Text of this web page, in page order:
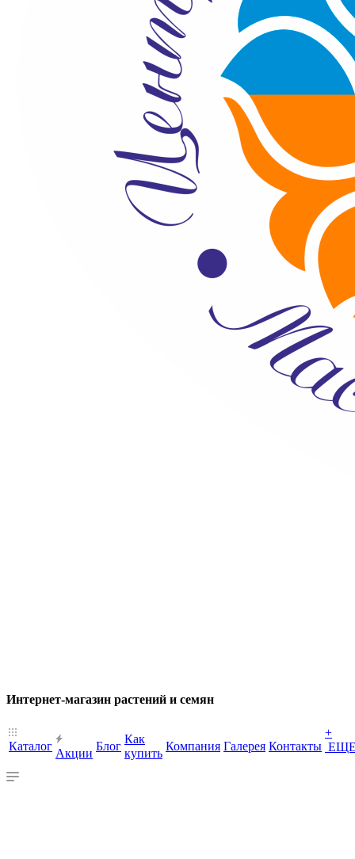
Интернет-магазин растений и семян
Каталог
Акции
Блог
Как
купить
Компания Галерея Контакты
+